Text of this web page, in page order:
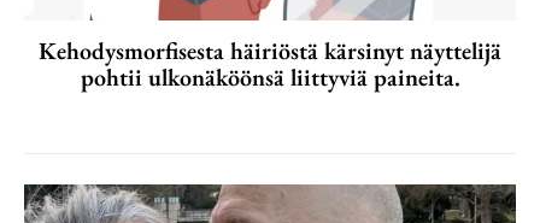
Kehodysmorfisesta häiriöstä kärsinyt näyttelijä
pohtii ulkonäköönsä liittyviä paineita.